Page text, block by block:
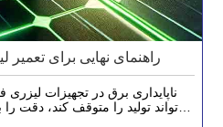
راهنمای نهایی برای تعمیر
ناپایداری برق در تجهیزات
تواند تولید را متوقف کند، دقت